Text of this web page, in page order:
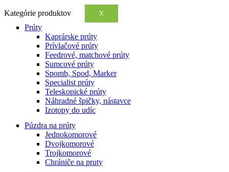
Kategórie produktov X
Prúty
Kaprárske prúty
Prívlačové prúty
Feedrové, matchové prúty
Sumcové prúty
Spomb, Spod, Marker
Specialist prúty
Teleskopické prúty
Náhradné špičky, nástavce
Izotopy do udíc
Púzdra na prúty
Jednokomorové
Dvojkomorové
Trojkomorové
Chrániče na pruty